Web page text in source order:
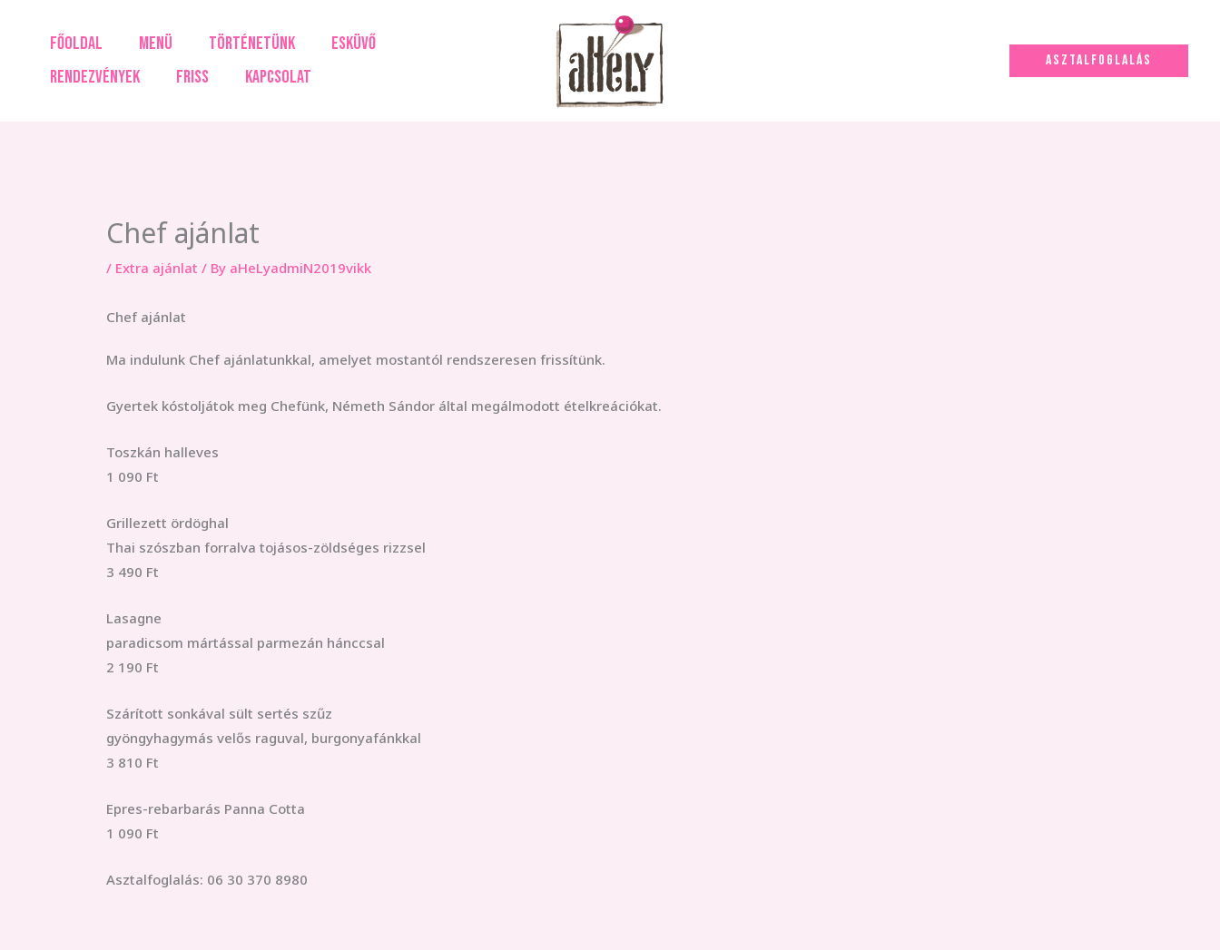
FŐOLDAL MENÜ TÖRTÉNETÜNK
ESKÜVŐ
RENDEZVÉNYEK
FRISS KAPCSOLAT
ASZTALFOGLALÁS
Chef ajánlat
/ Extra ajánlat / By aHeLyadmiN2019vikk
Chef ajánlat
Ma indulunk Chef ajánlatunkkal, amelyet mostantól rendszeresen frissítünk.
Gyertek kóstoljátok meg Chefünk, Németh Sándor által megálmodott ételkreációkat.
Toszkán halleves
1 090 Ft
Grillezett ördöghal
Thai szószban forralva tojásos-zöldséges rizzsel
3 490 Ft
Lasagne
paradicsom mártással parmezán hánccsal
2 190 Ft
Szárított sonkával sült sertés szűz
gyöngyhagymás velős raguval, burgonyafánkkal
3 810 Ft
Epres-rebarbarás Panna Cotta
1 090 Ft
Asztalfoglalás: 06 30 370 8980